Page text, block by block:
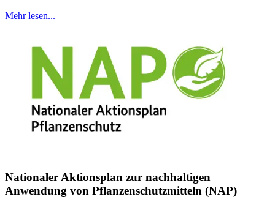
Mehr lesen...
Nationaler Aktionsplan zur nachhaltigen
Anwendung von Pflanzenschutzmitteln (NAP)